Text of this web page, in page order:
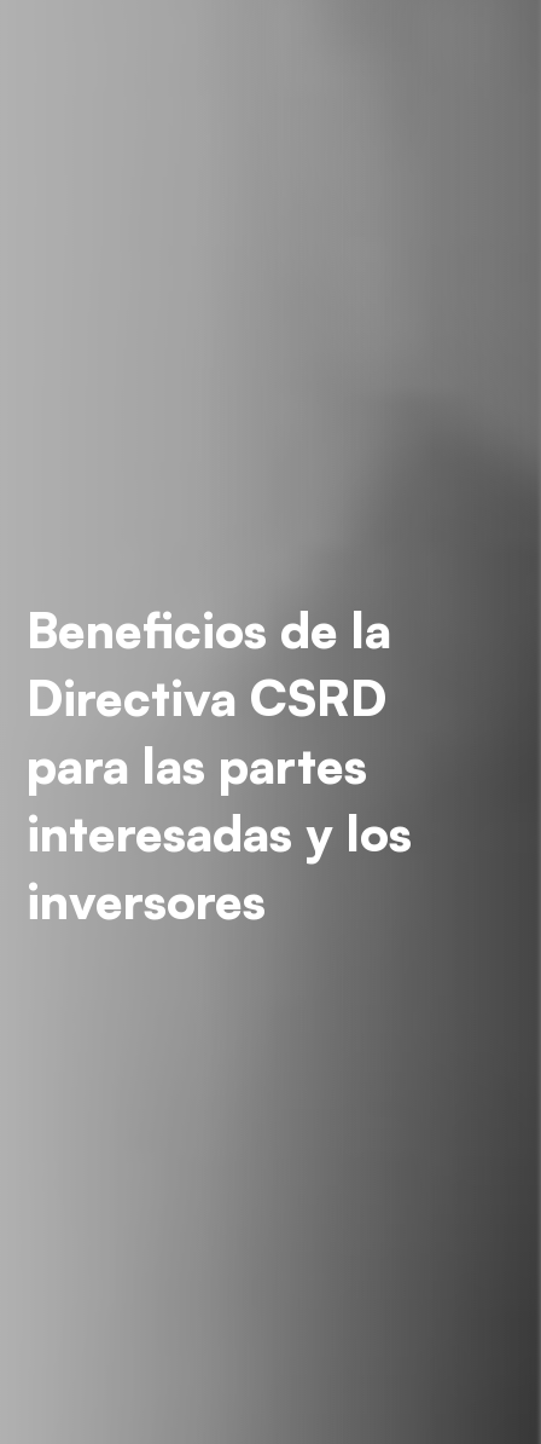
Beneficios de la
Directiva CSRD
para las partes
interesadas y los
inversores